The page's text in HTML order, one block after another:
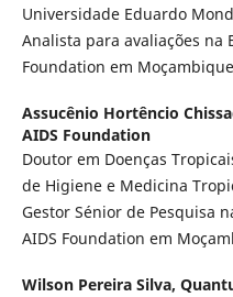
Universidade Eduardo
Analista para avaliações na
Foundation em Moçambique
Assucênio Hortêncio
AIDS Foundation
Doutor em Doenças
de Higiene e Medicina
Gestor Sénior de Pesquisa
AIDS Foundation em
Wilson Pereira Silva,